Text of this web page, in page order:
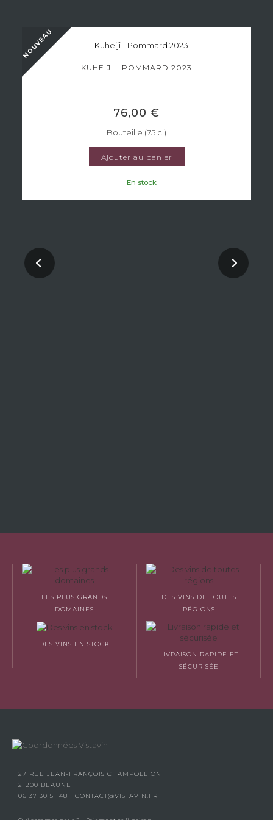
NOUVEAU
KUHEIJI - POMMARD 2023
76,00 €
Bouteille (75 cl)
Ajouter au panier
En stock
LES PLUS GRANDS
DOMAINES
DES VINS DE TOUTES
RÉGIONS
DES VINS EN STOCK
LIVRAISON RAPIDE ET
SÉCURISÉE
27 RUE JEAN-FRANÇOIS CHAMPOLLION
21200 BEAUNE
06 37 30 51 48 | CONTACT@VISTAVIN.FR